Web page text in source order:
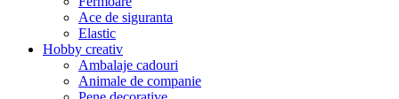
Ace de siguranta
Elastic
Hobby creativ
Ambalaje cadouri
Animale de companie